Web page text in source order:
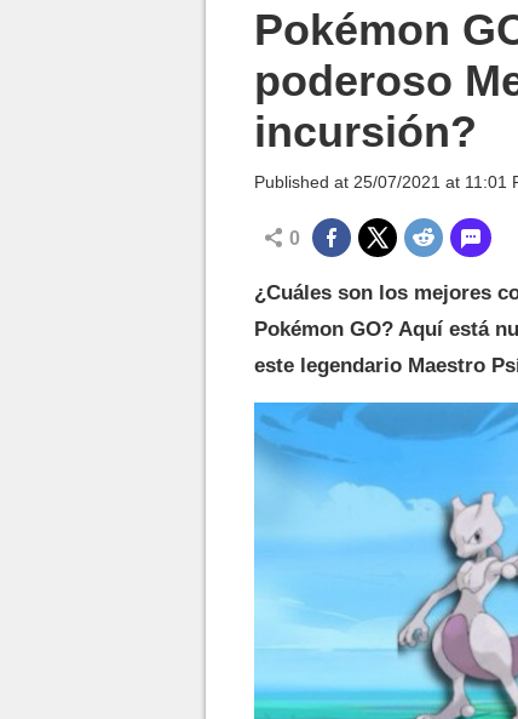
Pokémon
poderoso
incursión?
Published at 25/07/2021 at 11:01
0
¿Cuáles son los mejores
Pokémon GO? Aquí está
este legendario Maestro